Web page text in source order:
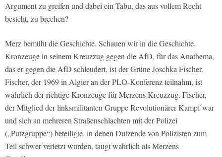
Argument zu greifen und dabei ein Tabu, das aus vollem Recht
besteht, zu brechen?
Merz bemüht die Geschichte. Schauen wir in die Geschichte.
Kronzeuge in seinem Kreuzzug gegen die AfD, für das Anathema,
das er gegen die AfD schleudert, ist der Grüne Joschka Fischer.
Fischer, der 1969 in Algier an der PLO-Konferenz teilnahm, ist
wahrlich der richtige Kronzeuge für Merzens Kreuzzug. Fischer,
der Mitglied der linksmilitanten Gruppe Revolutionärer Kampf war
und sich an mehreren Straßenschlachten mit der Polizei
(„Putzgruppe“) beteiligte, in denen Dutzende von Polizisten zum
Teil schwer verletzt wurden, taugt wahrlich als Merzens